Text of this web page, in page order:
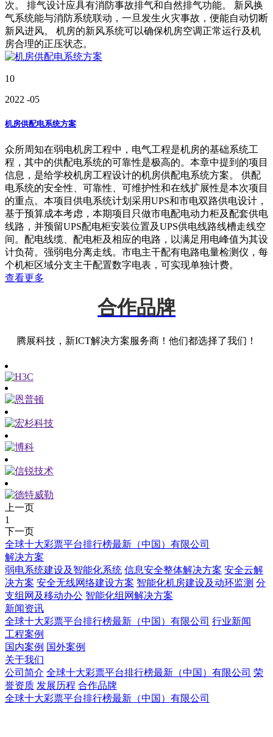
次。 排气设计应具有消防事故排气和自然排气功能。 新风换
气系统能与消防系统联动，一旦发生火灾事故，便能自动切断
新风进风。 机房的新风系统可以确保机房空调正常运行及机
房合理的正压状态。
10
2022 -05
机房供配电系统方案
众所周知在弱电机房工程中，电气工程是机房的基础系统工
程，其中的供配电系统的可靠性是极高的。本章中提到的项目
信息，是给学校机房工程设计的机房供配电系统方案。 供配
电系统的安全性、可靠性、可维护性和在线扩展性是本次项目
的重点。本项目供电系统计划采用UPS和市电双路供电设计，
基于预算成本考虑，本期项目只做市电配电动力柜及配套供电
线路，并预留UPS配电柜安装位置及UPS供电线路线槽走线空
间。配电线缆、配电柜及相应的电路，以满足用电峰值为其设
计负荷。强弱电分离走线。市电主干配有电路电量检测仪，每
个机柜区域分支主干配置数字电表，可实现单独计费。
查看更多
合作品牌
腾展科技，新ICT解决方案服务商！他们都选择了我们！
上一页
1
下一页
全球十大彩票平台排行榜最新（中国）有限公司
解决方案
弱电系统建设及智能化系统 信息安全整体解决方案 安全云解
决方案 安全无线网络建设方案 智能化机房建设及动环监测 分
支组网及移动办公 智能化组网解决方案
新闻资讯
全球十大彩票平台排行榜最新（中国）有限公司 行业新闻
工程案例
国内案例 国外案例
关于我们
公司简介 全球十大彩票平台排行榜最新（中国）有限公司 荣
誉资质 发展历程 合作品牌
全球十大彩票平台排行榜最新（中国）有限公司